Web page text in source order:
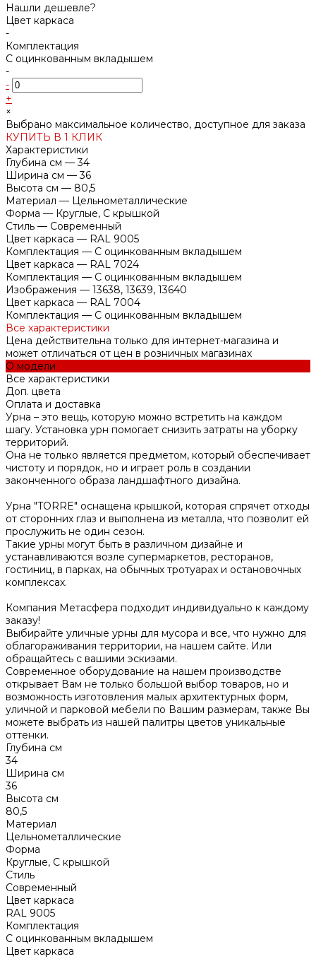
Нашли дешевле?
Цвет каркаса
-
Комплектация
С оцинкованным вкладышем
-
-
+
×
Выбрано максимальное количество, доступное для заказа
КУПИТЬ В 1 КЛИК
Характеристики
Глубина см — 34
Ширина см — 36
Высота см — 80,5
Материал — Цельнометаллические
Форма — Круглые, С крышкой
Стиль — Современный
Цвет каркаса — RAL 9005
Комплектация — С оцинкованным вкладышем
Цвет каркаса — RAL 7024
Комплектация — С оцинкованным вкладышем
Изображения — 13638, 13639, 13640
Цвет каркаса — RAL 7004
Комплектация — С оцинкованным вкладышем
Все характеристики
Цена действительна только для интернет-магазина и
может отличаться от цен в розничных магазинах
О модели
Все характеристики
Доп. цвета
Оплата и доставка
Урна – это вещь, которую можно встретить на каждом
шагу. Установка урн помогает снизить затраты на уборку
территорий.
Она не только является предметом, который обеспечивает
чистоту и порядок, но и играет роль в создании
законченного образа ландшафтного дизайна.
Урна "TORRE" оснащена крышкой, которая спрячет отходы
от сторонних глаз и выполнена из металла, что позволит ей
прослужить не один сезон.
Такие урны могут быть в различном дизайне и
устанавливаются возле супермаркетов, ресторанов,
гостиниц, в парках, на обычных тротуарах и остановочных
комплексах.
Компания Метасфера подходит индивидуально к каждому
заказу!
Выбирайте уличные урны для мусора и все, что нужно для
облагораживания территории, на нашем сайте. Или
обращайтесь с вашими эскизами.
Современное оборудование на нашем производстве
открывает Вам не только большой выбор товаров, но и
возможность изготовления малых архитектурных форм,
уличной и парковой мебели по Вашим размерам, также Вы
можете выбрать из нашей палитры цветов уникальные
оттенки.
Глубина см
34
Ширина см
36
Высота см
80,5
Материал
Цельнометаллические
Форма
Круглые, С крышкой
Стиль
Современный
Цвет каркаса
RAL 9005
Комплектация
С оцинкованным вкладышем
Цвет каркаса